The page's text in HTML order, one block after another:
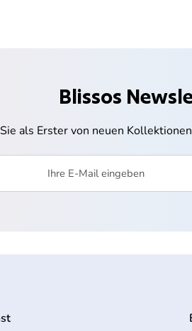
Blissos
als Erster von neuen